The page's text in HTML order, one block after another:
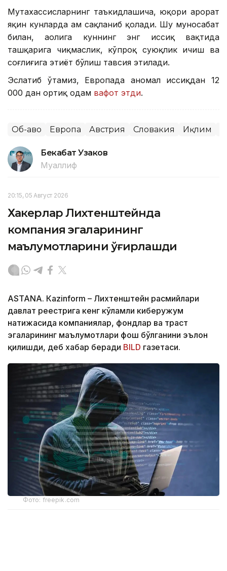
Мутахассисларнинг таъкидлашича, юқори ҳарорат
яқин кунларда ҳам сақланиб қолади. Шу муносабат
билан, аҳолига куннинг энг иссиқ вақтида
ташқарига чиқмаслик, кўпроқ суюқлик ичиш ва
соғлиғига эҳтиёт бўлиш тавсия этилади.
Эслатиб ўтамиз, Европада аномал иссиқдан 12
000 дан ортиқ одам вафот этди.
Об-ҳаво Европа Австрия Словакия Иқлим
Бекабат Узаков
Муаллиф
20:15, 05 Август 2026
Хакерлар Лихтенштейнда
компания эгаларининг
маълумотларини ўғирлашди
ASTANА. Кazinform – Лихтенштейн расмийлари
давлат реестрига кенг кўламли киберҳужум
натижасида компаниялар, фондлар ва траст
эгаларининг маълумотлари фош бўлганини эълон
қилишди, деб хабар беради BILD газетаси.
Фото: freepik.com